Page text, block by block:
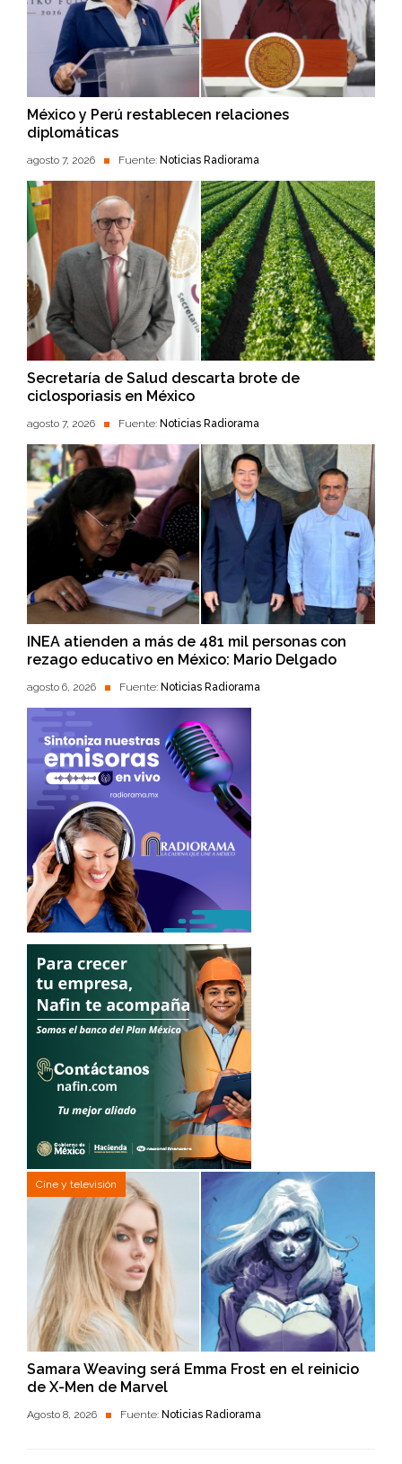
México y Perú restablecen relaciones
diplomáticas
agosto 7, 2026 Fuente: Noticias Radiorama
Secretaría de Salud descarta brote de
ciclosporiasis en México
agosto 7, 2026 Fuente: Noticias Radiorama
INEA atienden a más de 481 mil personas con
rezago educativo en México: Mario Delgado
agosto 6, 2026 Fuente: Noticias Radiorama
Cine y televisión
Samara Weaving será Emma Frost en el reinicio
de X-Men de Marvel
Agosto 8, 2026 Fuente: Noticias Radiorama